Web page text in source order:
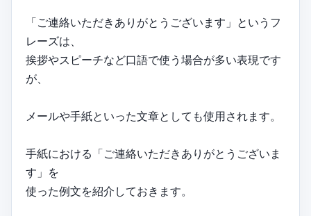
「ご連絡いただきありがとうございます」というフ
レーズは、
挨拶やスピーチなど口語で使う場合が多い表現です
が、
メールや手紙といった文章としても使用されます。
手紙における「ご連絡いただきありがとうございま
す」を
使った例文を紹介しておきます。